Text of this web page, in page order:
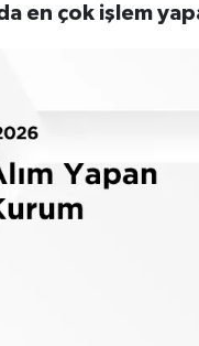
en çok işlem